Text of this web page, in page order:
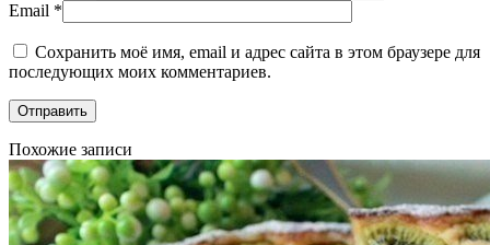
Email *
Сохранить моё имя, email и адрес сайта в этом браузере для
последующих моих комментариев.
Похожие записи